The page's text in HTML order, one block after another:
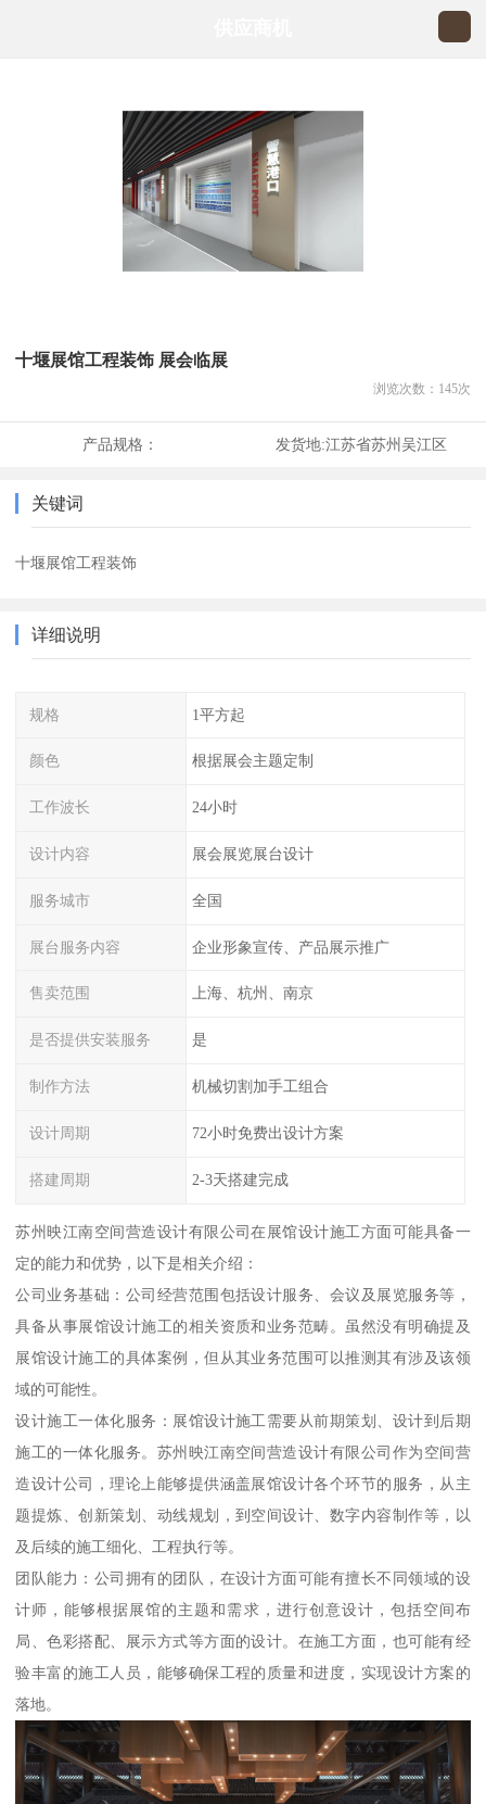
十堰展馆工程装饰 展会临展
浏览次数： 145次
产品规格： 发货地:江苏省苏州吴江区
关键词
十堰展馆工程装饰
详细说明
规格 1平方起
颜色 根据展会主题定制
工作波长 24小时
设计内容 展会展览展台设计
服务城市 全国
展台服务内容 企业形象宣传、产品展示推广
售卖范围 上海、杭州、南京
是否提供安装服务 是
制作方法 机械切割加手工组合
设计周期 72小时免费出设计方案
搭建周期 2-3天搭建完成
苏州映江南空间营造设计有限公司在展馆设计施工方面可能具备一
定的能力和优势，以下是相关介绍：
公司业务基础：公司经营范围包括设计服务、会议及展览服务等，
具备从事展馆设计施工的相关资质和业务范畴。虽然没有明确提及
展馆设计施工的具体案例，但从其业务范围可以推测其有涉及该领
域的可能性。
设计施工一体化服务：展馆设计施工需要从前期策划、设计到后期
施工的一体化服务。苏州映江南空间营造设计有限公司作为空间营
造设计公司，理论上能够提供涵盖展馆设计各个环节的服务，从主
题提炼、创新策划、动线规划，到空间设计、数字内容制作等，以
及后续的施工细化、工程执行等。
团队能力：公司拥有的团队，在设计方面可能有擅长不同领域的设
计师，能够根据展馆的主题和需求，进行创意设计，包括空间布
局、色彩搭配、展示方式等方面的设计。在施工方面，也可能有经
验丰富的施工人员，能够确保工程的质量和进度，实现设计方案的
落地。